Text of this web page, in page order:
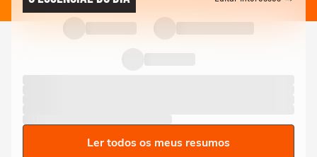
Ler todos os meus resumos